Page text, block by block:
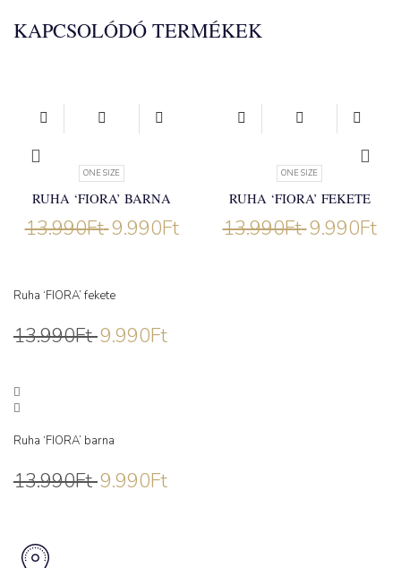
KAPCSOLÓDÓ TERMÉKEK
ONE SIZE
RUHA ‘FIORA’ BARNA
13.990Ft 9.990Ft
ONE SIZE
RUHA ‘FIORA’ FEKETE
13.990Ft 9.990Ft
Ruha ‘FIORA’ fekete
13.990Ft 9.990Ft
Ruha ‘FIORA’ barna
13.990Ft 9.990Ft